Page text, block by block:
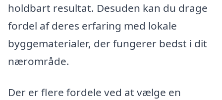
holdbart resultat. Desuden kan du drage
fordel af deres erfaring med lokale
byggematerialer, der fungerer bedst i dit
nærområde.
Der er flere fordele ved at vælge en